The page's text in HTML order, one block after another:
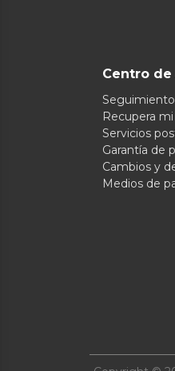
Centro de
Recupera
Servicios
Garantía de
Cambios y
Medios de